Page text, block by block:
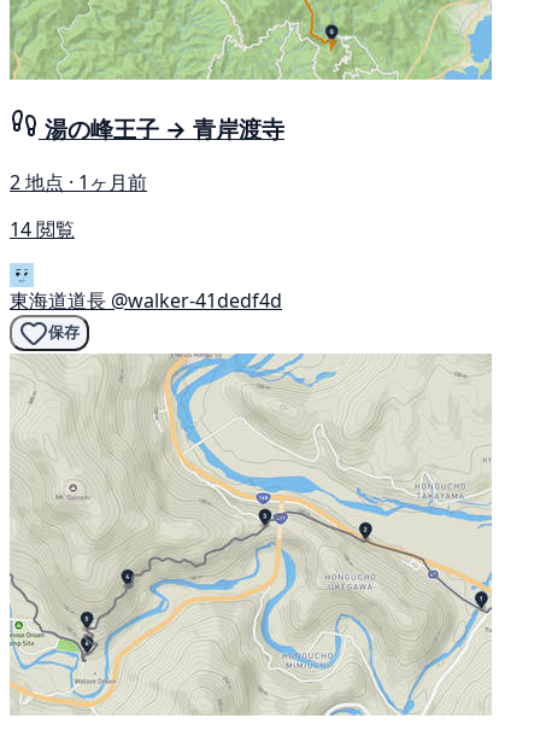
湯の峰王子 → 青岸渡寺
2 地点 · 1ヶ月前
14 閲覧
東海道道長 @walker-41dedf4d
保存